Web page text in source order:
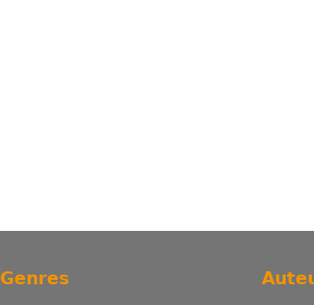
Genres